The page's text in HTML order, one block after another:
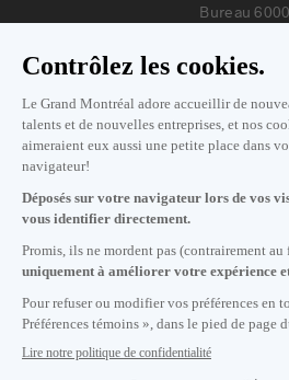
S'abonner à
Carrières
Bureau 6000
Nous
Lundi au vendredi de